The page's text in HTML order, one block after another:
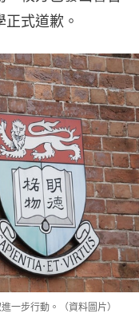
式道歉。
一步行動。（資料圖片）